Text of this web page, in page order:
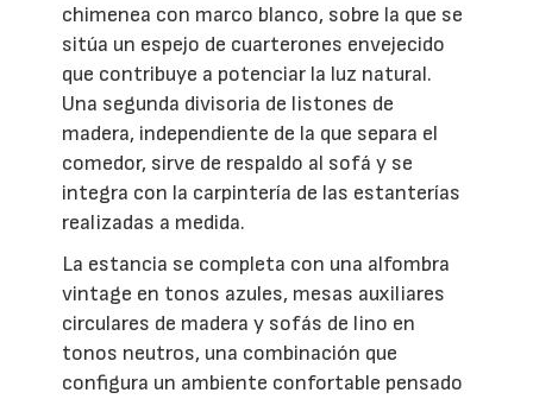
chimenea con marco blanco, sobre la que se
sitúa un espejo de cuarterones envejecido
que contribuye a potenciar la luz natural.
Una segunda divisoria de listones de
madera, independiente de la que separa el
comedor, sirve de respaldo al sofá y se
integra con la carpintería de las estanterías
realizadas a medida.
La estancia se completa con una alfombra
vintage en tonos azules, mesas auxiliares
circulares de madera y sofás de lino en
tonos neutros, una combinación que
configura un ambiente confortable pensado